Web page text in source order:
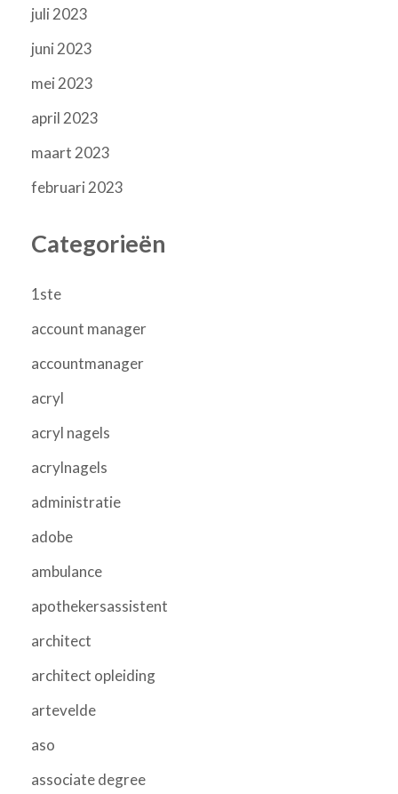
juli 2023
juni 2023
mei 2023
april 2023
maart 2023
februari 2023
Categorieën
1ste
account manager
accountmanager
acryl
acryl nagels
acrylnagels
administratie
adobe
ambulance
apothekersassistent
architect
architect opleiding
artevelde
aso
associate degree